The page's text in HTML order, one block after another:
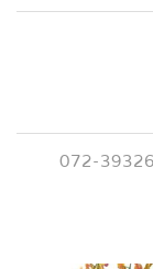
072-